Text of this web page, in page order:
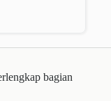
bagian